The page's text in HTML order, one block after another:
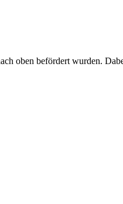
oben befördert wurden.